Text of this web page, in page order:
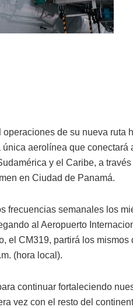
de su nueva ruta
aerolínea que conectará
y el Caribe, a
en Ciudad de Panamá.
frecuencias semanales los
al Aeropuerto
el CM319, partirá los mismos
(hora local).
continuar fortaleciendo
vez con el resto del